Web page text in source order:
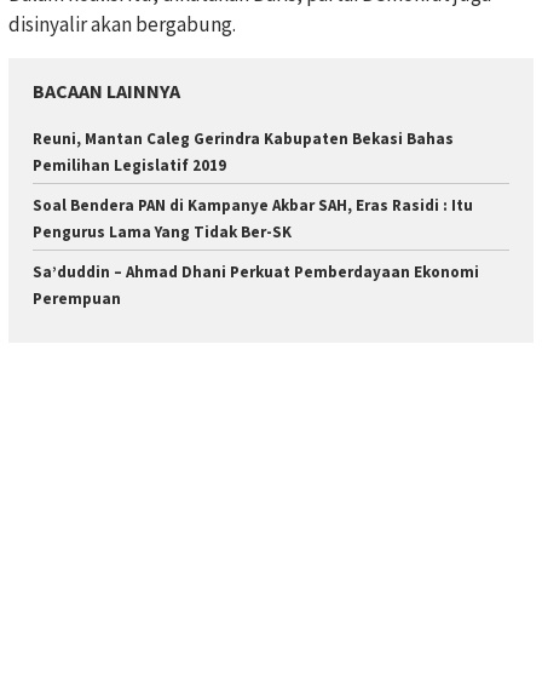
disinyalir akan bergabung.
BACAAN LAINNYA
Reuni, Mantan Caleg Gerindra Kabupaten Bekasi Bahas
Pemilihan Legislatif 2019
Soal Bendera PAN di Kampanye Akbar SAH, Eras Rasidi : Itu
Pengurus Lama Yang Tidak Ber-SK
Sa’duddin – Ahmad Dhani Perkuat Pemberdayaan Ekonomi
Perempuan